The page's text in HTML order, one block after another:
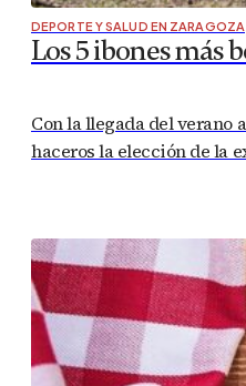
DEPORTE Y SALUD EN ZARAGOZA
Los 5 ibones más
Con la llegada del verano
haceros la elección de la